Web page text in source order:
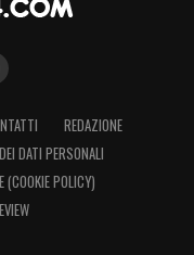
REDAZIONE
DATI PERSONALI
(COOKIE POLICY)